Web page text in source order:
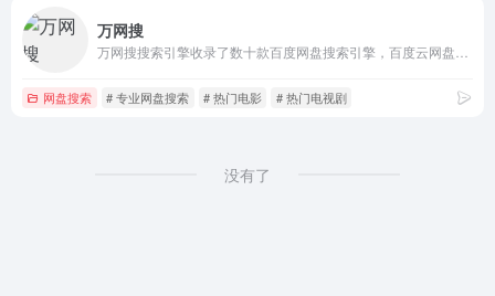
万网搜
网盘搜索 # 专业网盘搜索 # 热门电影 # 热门电视剧
没有了